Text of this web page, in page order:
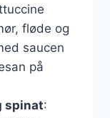
fløde og
saucen
på
spinat: